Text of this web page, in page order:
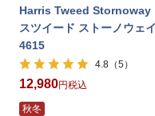
Harris Tweed Stornoway
スツイード ストーノウェイ
4615
4.8（5）
12,980 税込
秋冬